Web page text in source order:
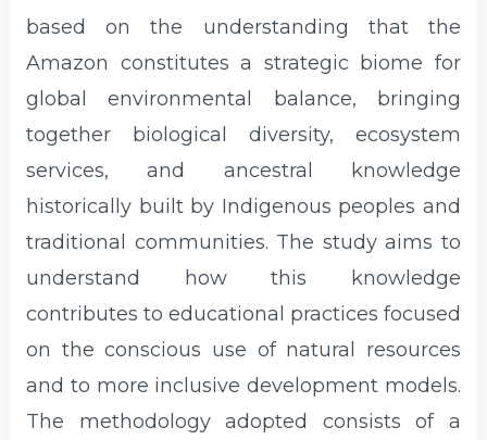
based on the understanding that the
Amazon constitutes a strategic biome for
global environmental balance, bringing
together biological diversity, ecosystem
services, and ancestral knowledge
historically built by Indigenous peoples and
traditional communities. The study aims to
understand how this knowledge
contributes to educational practices focused
on the conscious use of natural resources
and to more inclusive development models.
The methodology adopted consists of a